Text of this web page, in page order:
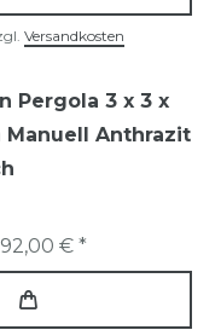
Versandkosten
Pergola 3 x 3 x
Manuell Anthrazit
€ *